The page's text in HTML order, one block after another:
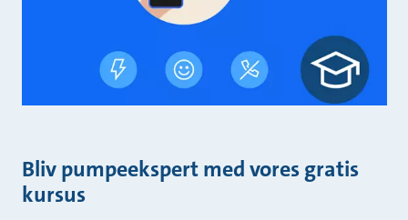
Bliv pumpeekspert med vores gratis
kursus